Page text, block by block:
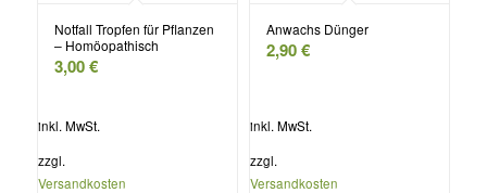
Notfall Tropfen für Pflanzen
– Homöopathisch
3,00€
inkl. MwSt.
zzgl.
Versandkosten
Anwachs Dünger
2,90€
inkl. MwSt.
zzgl.
Versandkosten